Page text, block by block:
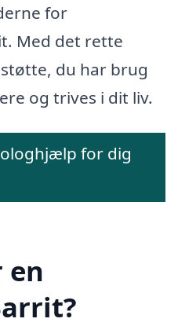
for
Med det rette
du har brug
og trives i dit liv.
for dig
en